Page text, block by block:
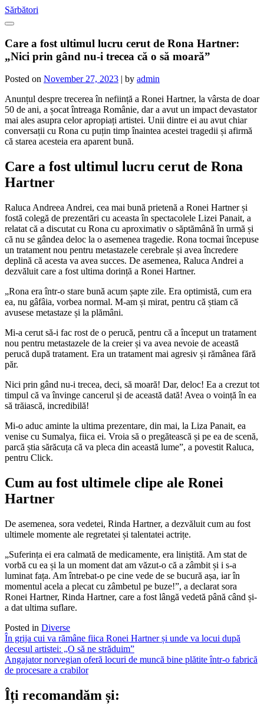
Skip
to
Sărbători
Care a fost ultimul lucru cerut de Rona Hartner:
„Nici prin gând nu-i trecea că o să moară”
Posted on November 27, 2023 | by admin
Anunțul despre trecerea în neființă a Ronei Hartner, la vârsta de doar
50 de ani, a șocat întreaga Românie, dar a avut un impact devastator
mai ales asupra celor apropiați artistei. Unii dintre ei au avut chiar
conversații cu Rona cu puțin timp înaintea acestei tragedii și afirmă
că starea acesteia era aparent bună.
Care a fost ultimul lucru cerut de Rona
Hartner
Raluca Andreea Andrei, cea mai bună prietenă a Ronei Hartner și
fostă colegă de prezentări cu aceasta în spectacolele Lizei Panait, a
relatat că a discutat cu Rona cu aproximativ o săptămână în urmă și
că nu se gândea deloc la o asemenea tragedie. Rona tocmai începuse
un tratament nou pentru metastazele cerebrale și avea încredere
deplină că acesta va avea succes. De asemenea, Raluca Andrei a
dezvăluit care a fost ultima dorință a Ronei Hartner.
„Rona era într-o stare bună acum șapte zile. Era optimistă, cum era
ea, nu gâfâia, vorbea normal. M-am și mirat, pentru că știam că
avusese metastaze și la plămâni.
Mi-a cerut să-i fac rost de o perucă, pentru că a început un tratament
nou pentru metastazele de la creier și va avea nevoie de această
perucă după tratament. Era un tratament mai agresiv și rămânea fără
păr.
Nici prin gând nu-i trecea, deci, să moară! Dar, deloc! Ea a crezut tot
timpul că va învinge cancerul și de această dată! Avea o voință în ea
să trăiască, incredibilă!
Mi-o aduc aminte la ultima prezentare, din mai, la Liza Panait, ea
venise cu Sumalya, fiica ei. Vroia să o pregătească și pe ea de scenă,
parcă știa sărăcuța că va pleca din această lume”, a povestit Raluca,
pentru Click.
Cum au fost ultimele clipe ale Ronei
Hartner
De asemenea, sora vedetei, Rinda Hartner, a dezvăluit cum au fost
ultimele momente ale regretatei și talentatei actrițe.
„Suferința ei era calmată de medicamente, era liniștită. Am stat de
vorbă cu ea și la un moment dat am văzut-o că a zâmbit și i s-a
luminat fața. Am întrebat-o pe cine vede de se bucură așa, iar în
momentul acela a plecat cu zâmbetul pe buze!”, a declarat sora
Ronei Hartner, Rinda Hartner, care a fost lângă vedetă până când și-
a dat ultima suflare.
Posted in Diverse
Post
navigation
În grija cui va rămâne fiica Ronei Hartner și unde va locui după
decesul artistei: „O să ne străduim”
Angajator norvegian oferă locuri de muncă bine plătite într-o fabrică
de procesare a crabilor
Îți recomandăm și: